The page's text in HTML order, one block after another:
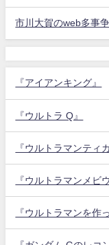
市川大賀のweb多事
『アイアンキング』
『ウルトラ Q』
『ウルトラマンティ
『ウルトラマンメビ
『ウルトラマンを作